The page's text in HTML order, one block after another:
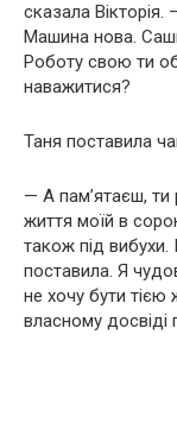
сказала
Машина нова.
Роботу свою ти
наважитися?
Таня поставила
— А пам’ятаєш, ти
життя моїй в
також під вибухи.
поставила. Я
не хочу бути
власному досвіді